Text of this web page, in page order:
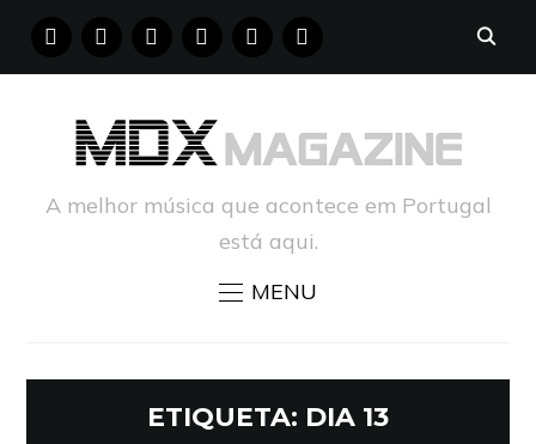
FACEBOOKINSTAGRAM
YOUTUBE PINTERESTTUMBLR
A melhor música que acontece em Portugal
está aqui.
MENU
ETIQUETA: DIA 13